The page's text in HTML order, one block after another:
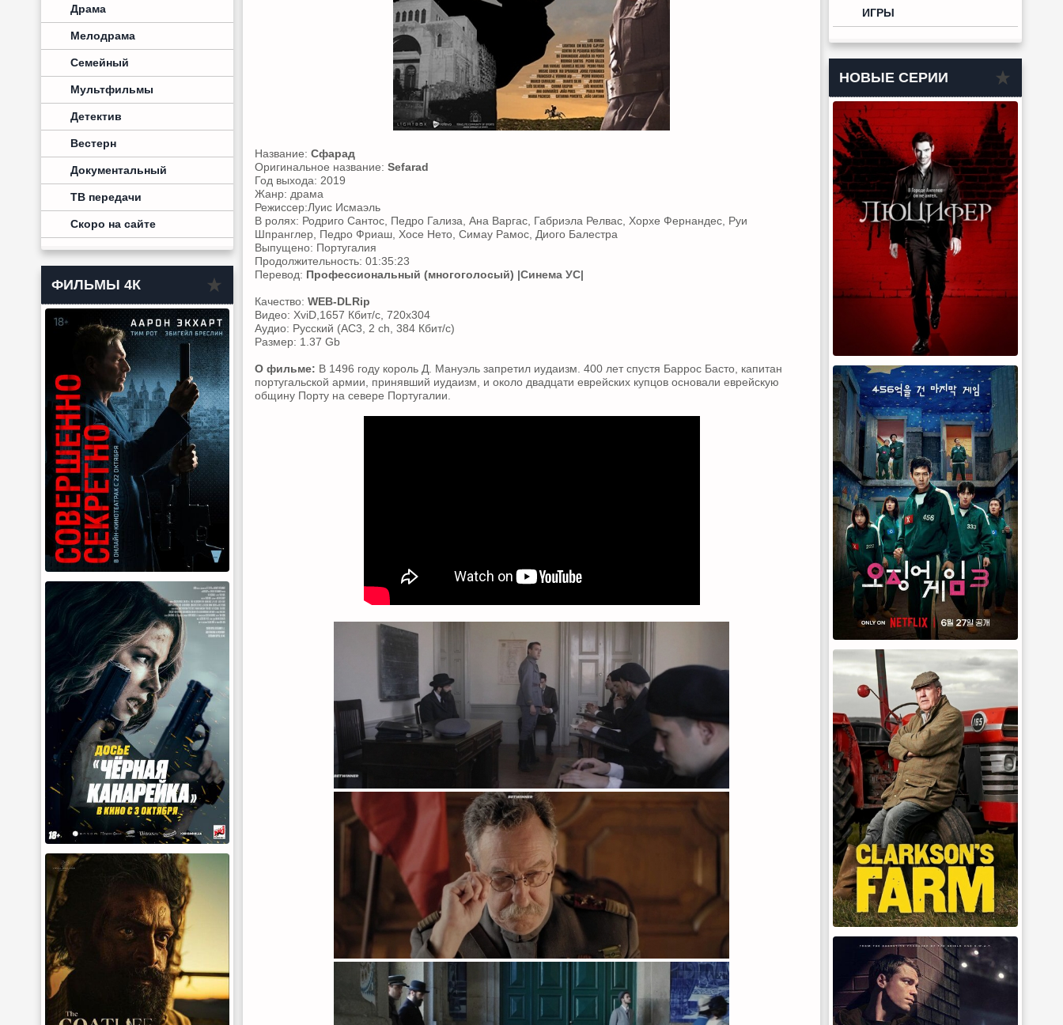
Драма
Мелодрама
Семейный
Мультфильмы
Детектив
Вестерн
Документальный
ТВ передачи
Скоро на сайте
ФИЛЬМЫ 4К
Название: Сфарад
Оригинальное название: Sefarad
Год выхода: 2019
Жанр: драма
Режиссер:Луис Исмаэль
В ролях: Родриго Сантос, Педро Гализа, Ана Варгас, Габриэла Релвас, Хорхе Фернандес, Руи
Шпранглер, Педро Фриаш, Хосе Нето, Симау Рамос, Диого Балестра
Выпущено: Португалия
Продолжительность: 01:35:23
Перевод: Профессиональный (многоголосый) |Синема УС|
Качество: WEB-DLRip
Видео: XviD,1657 Кбит/с, 720x304
Аудио: Русский (AC3, 2 ch, 384 Кбит/с)
Размер: 1.37 Gb
О фильме: В 1496 году король Д. Мануэль запретил иудаизм. 400 лет спустя Баррос Басто, капитан
португальской армии, принявший иудаизм, и около двадцати еврейских купцов основали еврейскую
общину Порту на севере Португалии.
ИГРЫ
НОВЫЕ СЕРИИ